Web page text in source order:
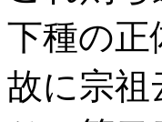
下種の正
故に宗祖